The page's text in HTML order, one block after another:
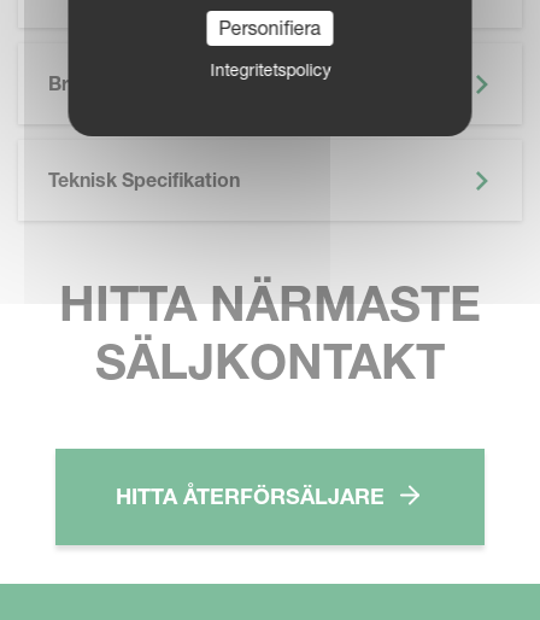
Broschyr
Teknisk Specifikation
HITTA NÄRMASTE
SÄLJKONTAKT
HITTA ÅTERFÖRSÄLJARE
Personifiera
Integritetspolicy